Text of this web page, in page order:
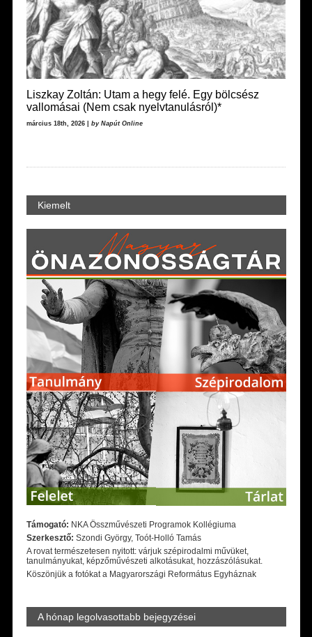
Liszkay Zoltán: Utam a hegy felé. Egy bölcsész
vallomásai (Nem csak nyelvtanulásról)*
március 18th, 2026 | by Napút Online
Kiemelt
Támogató: NKA Összművészeti Programok Kollégiuma
Szerkesztő: Szondi György, Toót-Holló Tamás
A rovat természetesen nyitott: várjuk szépirodalmi művüket,
tanulmányukat, képzőművészeti alkotásukat, hozzászólásukat.
Köszönjük a fotókat a Magyarországi Református Egyháznak
A hónap legolvasottabb bejegyzései